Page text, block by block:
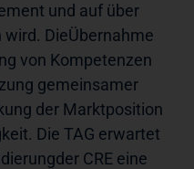
und auf über
DieÜbernahme
von Kompetenzen
gemeinsamer
der Marktposition
Die TAG erwartet
CRE eine